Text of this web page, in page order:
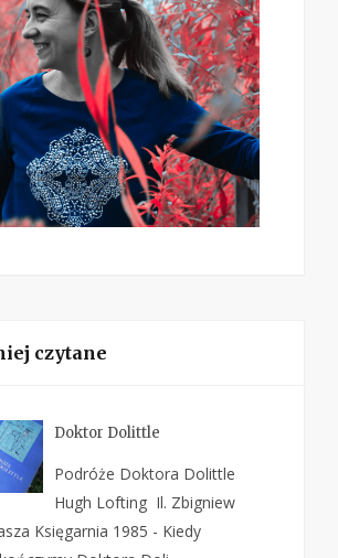
czytane
Doktor Dolittle
Podróże Doktora Dolittle
Hugh Lofting Il. Zbigniew
Księgarnia 1985 - Kiedy